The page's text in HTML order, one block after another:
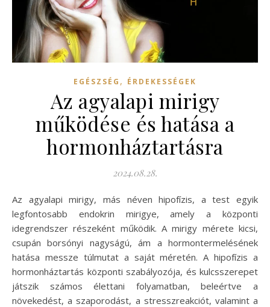
EGÉSZSÉG , ÉRDEKESSÉGEK
Az agyalapi mirigy
működése és hatása a
hormonháztartásra
2024.08.28.
Az agyalapi mirigy, más néven hipofízis, a test egyik
legfontosabb endokrin mirigye, amely a központi
idegrendszer részeként működik. A mirigy mérete kicsi,
csupán borsónyi nagyságú, ám a hormontermelésének
hatása messze túlmutat a saját méretén. A hipofízis a
hormonháztartás központi szabályozója, és kulcsszerepet
játszik számos élettani folyamatban, beleértve a
növekedést, a szaporodást, a stresszreakciót, valamint a